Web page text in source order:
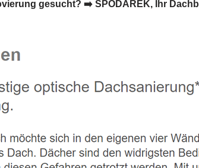
gesucht? ➡️ SPODAREK, Ihr